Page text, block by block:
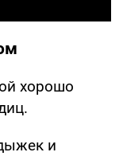
хорошо
и